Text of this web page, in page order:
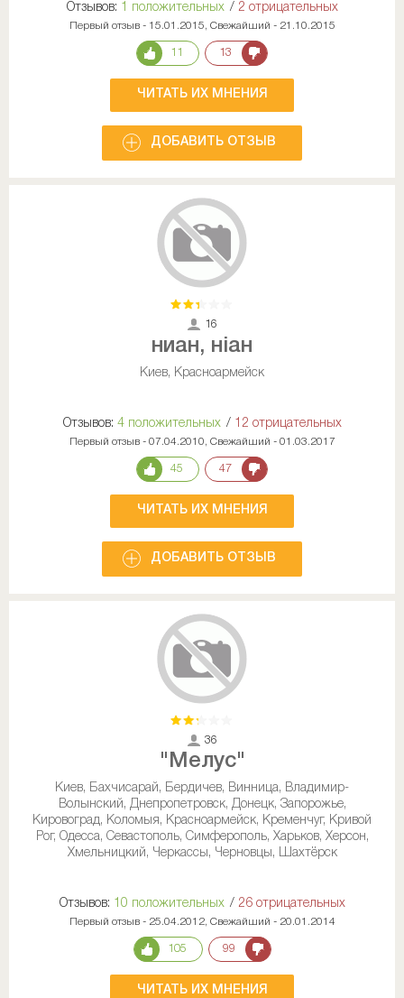
Отзывов: 1 положительных / 2 отрицательных
Первый отзыв - 15.01.2015, Свежайший - 21.10.2015
11 13
ЧИТАТЬ ИХ МНЕНИЯ
ДОБАВИТЬ ОТЗЫВ
16
ниан, ніан
Киев, Красноармейск
Отзывов: 4 положительных / 12 отрицательных
Первый отзыв - 07.04.2010, Свежайший - 01.03.2017
45 47
ЧИТАТЬ ИХ МНЕНИЯ
ДОБАВИТЬ ОТЗЫВ
36
"Мелус"
Киев, Бахчисарай, Бердичев, Винница, Владимир-
Волынский, Днепропетровск, Донецк, Запорожье,
Кировоград, Коломыя, Красноармейск, Кременчуг, Кривой
Рог, Одесса, Севастополь, Симферополь, Харьков, Херсон,
Хмельницкий, Черкассы, Черновцы, Шахтёрск
Отзывов: 10 положительных / 26 отрицательных
Первый отзыв - 25.04.2012, Свежайший - 20.01.2014
105 99
ЧИТАТЬ ИХ МНЕНИЯ